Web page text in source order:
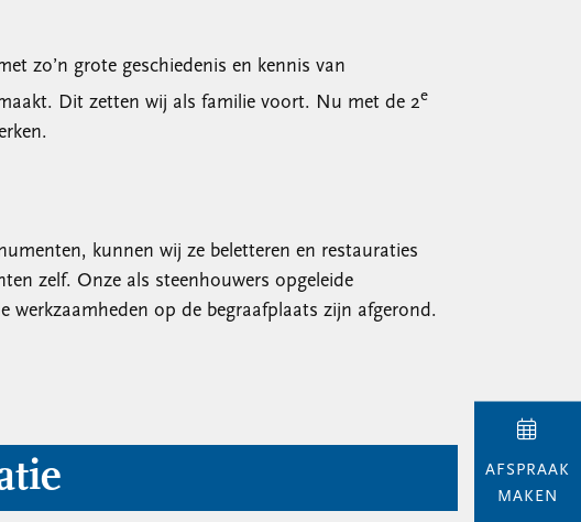
zo’n grote geschiedenis en kennis van
Dit zetten wij als familie voort. Nu met de 2e
kunnen wij ze beletteren en restauraties
zelf. Onze als steenhouwers opgeleide
werkzaamheden op de begraafplaats zijn afgerond.
AFSPRAAK
MAKEN